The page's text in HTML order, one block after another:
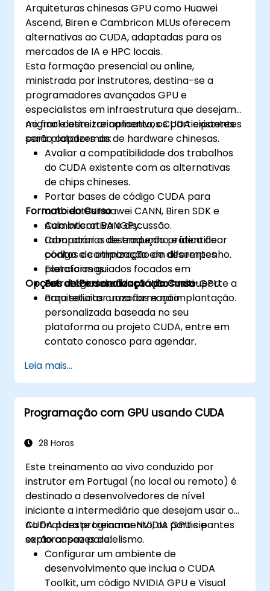
Arquiteturas chinesas GPU como Huawei
Ascend, Biren e Cambricon MLUs oferecem
alternativas ao CUDA, adaptadas para os
mercados de IA e HPC locais.
Esta formação presencial ou online,
ministrada por instrutores, destina-se a
programadores avançados GPU e
especialistas em infraestrutura que desejam
migrar e otimizar aplicativos CUDA existentes
para plataformas de hardware chinesas.
Ao final deste treinamento, os participantes
serão capazes de:
Avaliar a compatibilidade dos trabalhos
do CUDA existente com as alternativas
de chips chineses.
Portar bases de código CUDA para
ambientes Huawei CANN, Biren SDK e
Cambricon BANGPy.
Comparar o desempenho e identificar
pontos de otimização em diferentes
plataformas.
Enfrentar desafios práticos no suporte a
arquiteturas cruzadas e na implantação.
Formato do Curso
Aula interativa e discussão.
Laboratórios de tradução prática de
código e comparação de desempenho.
Exercícios guiados focados em
estratégias de adaptação multi-GPU.
Opções de Personalização do Curso
Para solicitar uma formação
personalizada baseada no seu
plataforma ou projeto CUDA, entre em
contato conosco para agendar.
Leia mais...
Programação com GPU usando CUDA
28 Horas
Este treinamento ao vivo conduzido por
instrutor em Portugal (no local ou remoto) é
destinado a desenvolvedores de nível
iniciante a intermediário que desejam usar o
CUDA para programar NVIDIA GPU s e
explorar seu paralelismo.
Ao final deste treinamento, os participantes
serão capazes de:
Configurar um ambiente de
desenvolvimento que inclua o CUDA
Toolkit, um código NVIDIA GPU e Visual